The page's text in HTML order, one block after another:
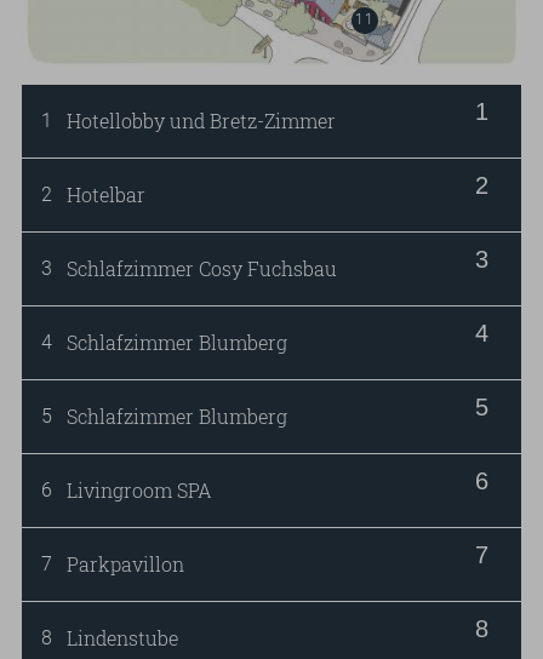
11
bequem, wettergeschützt und mit der Kraft
1 Hotellobby und Bretz-Zimmer
2 Hotelbar
3 Schlafzimmer Cosy Fuchsbau
4 Schlafzimmer Blumberg
5 Schlafzimmer Blumberg
6 Livingroom SPA
7 Parkpavillon
8 Lindenstube